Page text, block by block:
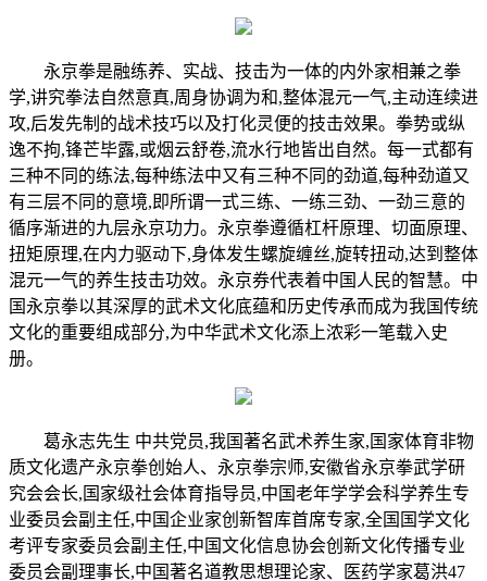
永京拳是融练养、实战、技击为一体的内外家相兼之拳
学,讲究拳法自然意真,周身协调为和,整体混元一气,主动连续进
攻,后发先制的战术技巧以及打化灵便的技击效果。拳势或纵
逸不拘,锋芒毕露,或烟云舒卷,流水行地皆出自然。每一式都有
三种不同的练法,每种练法中又有三种不同的劲道,每种劲道又
有三层不同的意境,即所谓一式三练、一练三劲、一劲三意的
循序渐进的九层永京功力。永京拳遵循杠杆原理、切面原理、
扭矩原理,在内力驱动下,身体发生螺旋缠丝,旋转扭动,达到整体
混元一气的养生技击功效。永京券代表着中国人民的智慧。中
国永京拳以其深厚的武术文化底蕴和历史传承而成为我国传统
文化的重要组成部分,为中华武术文化添上浓彩一笔载入史
册。
葛永志先生 中共党员,我国著名武术养生家,国家体育非物
质文化遗产永京拳创始人、永京拳宗师,安徽省永京拳武学研
究会会长,国家级社会体育指导员,中国老年学学会科学养生专
业委员会副主任,中国企业家创新智库首席专家,全国国学文化
考评专家委员会副主任,中国文化信息协会创新文化传播专业
委员会副理事长,中国著名道教思想理论家、医药学家葛洪47